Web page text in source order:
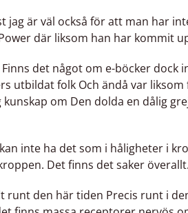
är väl också för att man har
där liksom han har kommit
det något om e-böcker dock
utbildat folk Och ändå var liksom
om Den dolda en dålig
inte ha det som i håligheter i
Det finns det saker överallt.
den här tiden Precis runt i